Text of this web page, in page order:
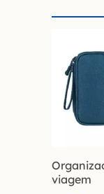
viagem